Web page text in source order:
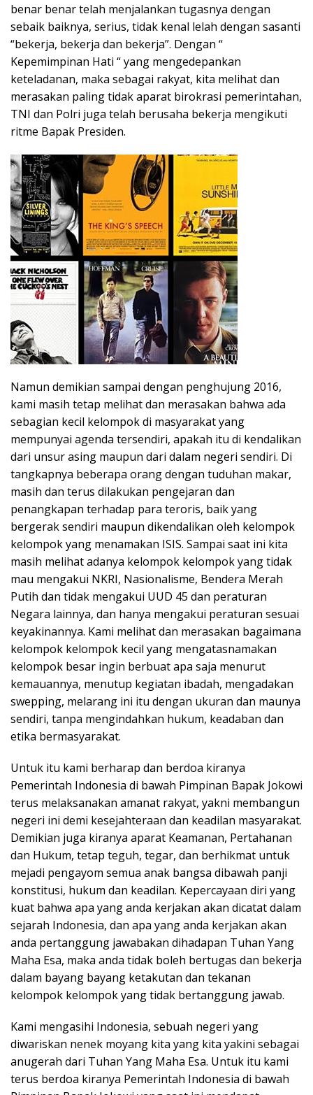
benar benar telah menjalankan tugasnya dengan
sebaik baiknya, serius, tidak kenal lelah dengan sasanti
“bekerja, bekerja dan bekerja”. Dengan “
Kepemimpinan Hati “ yang mengedepankan
keteladanan, maka sebagai rakyat, kita melihat dan
merasakan paling tidak aparat birokrasi pemerintahan,
TNI dan Polri juga telah berusaha bekerja mengikuti
ritme Bapak Presiden.
Namun demikian sampai dengan penghujung 2016,
kami masih tetap melihat dan merasakan bahwa ada
sebagian kecil kelompok di masyarakat yang
mempunyai agenda tersendiri, apakah itu di kendalikan
dari unsur asing maupun dari dalam negeri sendiri. Di
tangkapnya beberapa orang dengan tuduhan makar,
masih dan terus dilakukan pengejaran dan
penangkapan terhadap para teroris, baik yang
bergerak sendiri maupun dikendalikan oleh kelompok
kelompok yang menamakan ISIS. Sampai saat ini kita
masih melihat adanya kelompok kelompok yang tidak
mau mengakui NKRI, Nasionalisme, Bendera Merah
Putih dan tidak mengakui UUD 45 dan peraturan
Negara lainnya, dan hanya mengakui peraturan sesuai
keyakinannya. Kami melihat dan merasakan bagaimana
kelompok kelompok kecil yang mengatasnamakan
kelompok besar ingin berbuat apa saja menurut
kemauannya, menutup kegiatan ibadah, mengadakan
swepping, melarang ini itu dengan ukuran dan maunya
sendiri, tanpa mengindahkan hukum, keadaban dan
etika bermasyarakat.
Untuk itu kami berharap dan berdoa kiranya
Pemerintah Indonesia di bawah Pimpinan Bapak Jokowi
terus melaksanakan amanat rakyat, yakni membangun
negeri ini demi kesejahteraan dan keadilan masyarakat.
Demikian juga kiranya aparat Keamanan, Pertahanan
dan Hukum, tetap teguh, tegar, dan berhikmat untuk
mejadi pengayom semua anak bangsa dibawah panji
konstitusi, hukum dan keadilan. Kepercayaan diri yang
kuat bahwa apa yang anda kerjakan akan dicatat dalam
sejarah Indonesia, dan apa yang anda kerjakan akan
anda pertanggung jawabakan dihadapan Tuhan Yang
Maha Esa, maka anda tidak boleh bertugas dan bekerja
dalam bayang bayang ketakutan dan tekanan
kelompok kelompok yang tidak bertanggung jawab.
Kami mengasihi Indonesia, sebuah negeri yang
diwariskan nenek moyang kita yang kita yakini sebagai
anugerah dari Tuhan Yang Maha Esa. Untuk itu kami
terus berdoa kiranya Pemerintah Indonesia di bawah